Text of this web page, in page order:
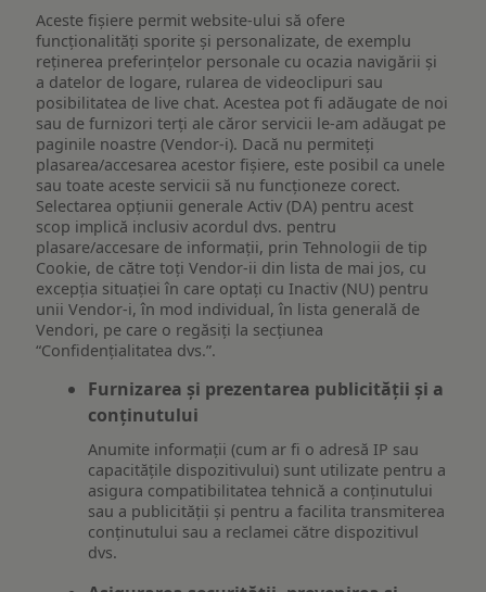
Aceste fișiere permit website-ului să ofere
funcționalități sporite și personalizate, de exemplu
reţinerea preferinţelor personale cu ocazia navigării și
a datelor de logare, rularea de videoclipuri sau
posibilitatea de live chat. Acestea pot fi adăugate de noi
sau de furnizori terți ale căror servicii le-am adăugat pe
paginile noastre (Vendor-i). Dacă nu permiteți
plasarea/accesarea acestor fișiere, este posibil ca unele
sau toate aceste servicii să nu funcționeze corect.
Selectarea opțiunii generale Activ (DA) pentru acest
scop implică inclusiv acordul dvs. pentru
plasare/accesare de informații, prin Tehnologii de tip
Cookie, de către toți Vendor-ii din lista de mai jos, cu
excepția situației în care optați cu Inactiv (NU) pentru
unii Vendor-i, în mod individual, în lista generală de
Vendori, pe care o regăsiți la secțiunea
“Confidențialitatea dvs.”.
Furnizarea și prezentarea publicității și a
conținutului
Anumite informații (cum ar fi o adresă IP sau
capacitățile dispozitivului) sunt utilizate pentru a
asigura compatibilitatea tehnică a conținutului
sau a publicității și pentru a facilita transmiterea
conținutului sau a reclamei către dispozitivul
dvs.